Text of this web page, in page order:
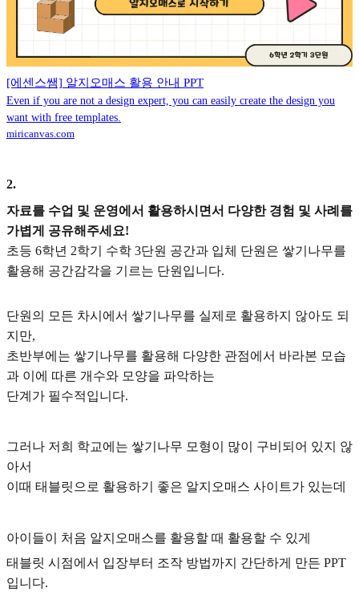
[에센스쌤] 알지오매스 활용 안내 PPT
Even if you are not a design expert, you can easily create the design you
want with free templates.
miricanvas.com
2.
자료를 수업 및 운영에서 활용하시면서 다양한 경험 및 사례를
가볍게 공유해주세요!
초등 6학년 2학기 수학 3단원 공간과 입체 단원은 쌓기나무를
활용해 공간감각을 기르는 단원입니다.
단원의 모든 차시에서 쌓기나무를 실제로 활용하지 않아도 되
지만,
초반부에는 쌓기나무를 활용해 다양한 관점에서 바라본 모습
과 이에 따른 개수와 모양을 파악하는
단계가 필수적입니다.
그러나 저희 학교에는 쌓기나무 모형이 많이 구비되어 있지 않
아서
이때 태블릿으로 활용하기 좋은 알지오매스 사이트가 있는데
아이들이 처음 알지오매스를 활용할 때 활용할 수 있게
태블릿 시점에서 입장부터 조작 방법까지 간단하게 만든 PPT
입니다.